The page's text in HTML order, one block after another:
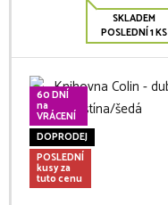
SKLADEM
POSLEDNÍ 1 KS
60 DNÍ
na
VRÁCENÍ
DOPRODEJ
POSLEDNÍ
kusy za
tuto cenu